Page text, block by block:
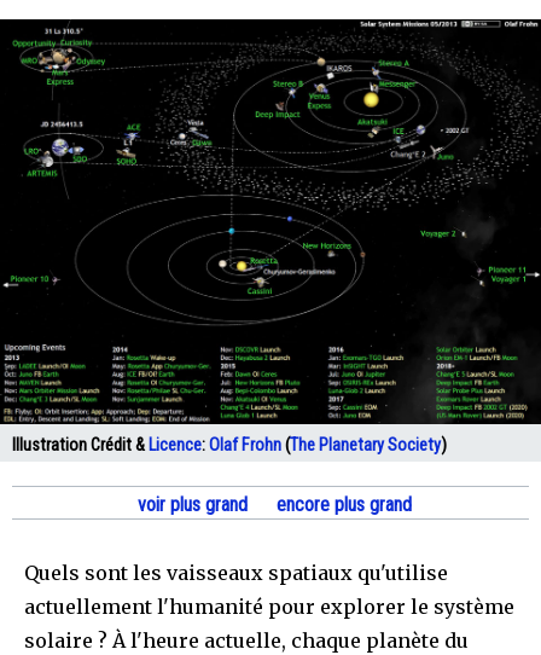
Illustration Crédit &Licence:Olaf Frohn(The Planetary Society)
voir plus grand encore plus grand
Quels sont les vaisseaux spatiaux qu'utilise
actuellement l'humanité pour explorer le système
solaire ? À l'heure actuelle, chaque planète du